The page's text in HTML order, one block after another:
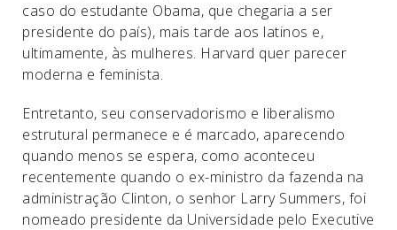
caso do estudante Obama, que chegaria a ser
presidente do país), mais tarde aos latinos e,
ultimamente, às mulheres. Harvard quer parecer
moderna e feminista.
Entretanto, seu conservadorismo e liberalismo
estrutural permanece e é marcado, aparecendo
quando menos se espera, como aconteceu
recentemente quando o ex-ministro da fazenda na
administração Clinton, o senhor Larry Summers, foi
nomeado presidente da Universidade pelo Executive